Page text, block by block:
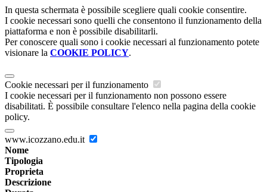
In questa schermata è possibile scegliere quali cookie consentire.
I cookie necessari sono quelli che consentono il funzionamento della
piattaforma e non è possibile disabilitarli.
Per conoscere quali sono i cookie necessari al funzionamento potete
visionare la COOKIE POLICY.
Cookie necessari per il funzionamento
I cookie necessari per il funzionamento non possono essere
disabilitati. È possibile consultare l'elenco nella pagina della cookie
policy.
www.icozzano.edu.it
Nome
Tipologia
Proprieta
Descrizione